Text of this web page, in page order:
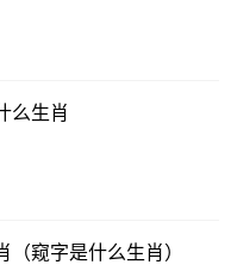
么生肖
（窥字是什么生肖）